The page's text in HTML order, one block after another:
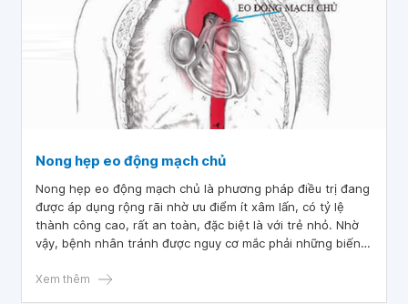
Nong hẹp eo động mạch chủ
Nong hẹp eo động mạch chủ là phương pháp điều trị đang
được áp dụng rộng rãi nhờ ưu điểm ít xâm lấn, có tỷ lệ
thành công cao, rất an toàn, đặc biệt là với trẻ nhỏ. Nhờ
vậy, bệnh nhân tránh được nguy cơ mắc phải những biến
động mạch chủ,...
Xem thêm